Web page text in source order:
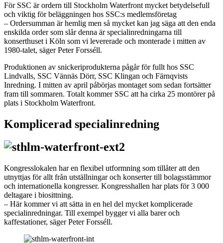
För SSC är ordern till Stockholm Waterfront mycket betydelsefull
och viktig för beläggningen hos SSC:s medlemsföretag
– Ordersumman är hemlig men så mycket kan jag säga att den enda
enskilda order som slår denna är specialinredningarna till
konserthuset i Köln som vi levererade och monterade i mitten av
1980-talet, säger Peter Forsséll.
Produktionen av snickeriprodukterna pågår för fullt hos SSC
Lindvalls, SSC Vännäs Dörr, SSC Klingan och Färnqvists
Inredning. I mitten av april påbörjas montaget som sedan fortsätter
fram till sommaren. Totalt kommer SSC att ha cirka 25 montörer på
plats i Stockholm Waterfront.
Komplicerad specialinredning
Kongresslokalen har en flexibel utformning som tillåter att den
utnyttjas för allt från utställningar och konserter till bolagsstämmor
och internationella kongresser. Kongresshallen har plats för 3 000
deltagare i biosittning.
– Här kommer vi att sätta in en hel del mycket komplicerade
specialinredningar. Till exempel bygger vi alla barer och
kaffestationer, säger Peter Forsséll.